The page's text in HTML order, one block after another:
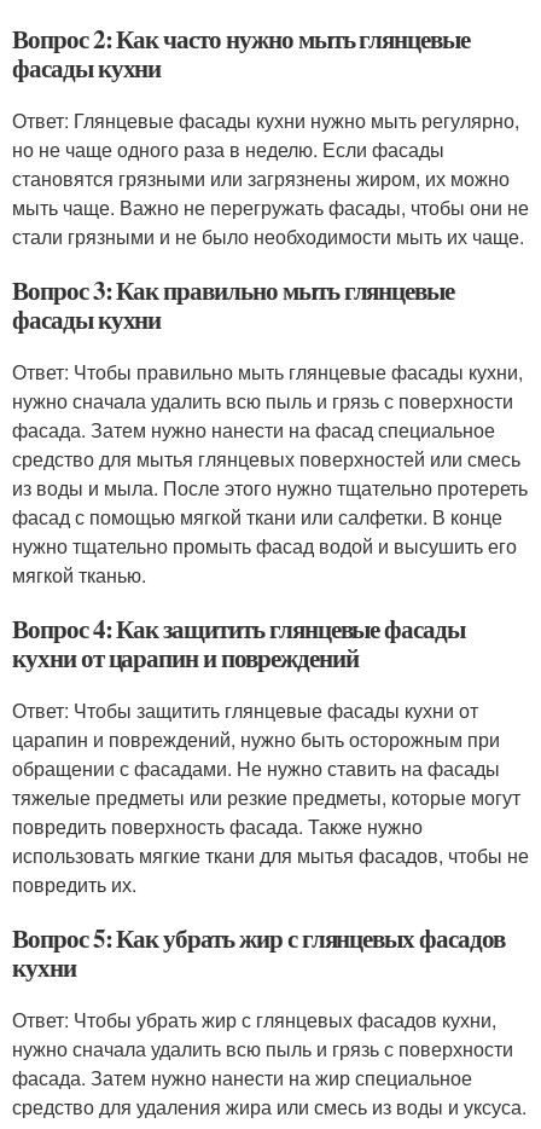
Вопрос 2: Как часто нужно мыть глянцевые
фасады кухни
Ответ: Глянцевые фасады кухни нужно мыть регулярно,
но не чаще одного раза в неделю. Если фасады
становятся грязными или загрязнены жиром, их можно
мыть чаще. Важно не перегружать фасады, чтобы они не
стали грязными и не было необходимости мыть их чаще.
Вопрос 3: Как правильно мыть глянцевые
фасады кухни
Ответ: Чтобы правильно мыть глянцевые фасады кухни,
нужно сначала удалить всю пыль и грязь с поверхности
фасада. Затем нужно нанести на фасад специальное
средство для мытья глянцевых поверхностей или смесь
из воды и мыла. После этого нужно тщательно протереть
фасад с помощью мягкой ткани или салфетки. В конце
нужно тщательно промыть фасад водой и высушить его
мягкой тканью.
Вопрос 4: Как защитить глянцевые фасады
кухни от царапин и повреждений
Ответ: Чтобы защитить глянцевые фасады кухни от
царапин и повреждений, нужно быть осторожным при
обращении с фасадами. Не нужно ставить на фасады
тяжелые предметы или резкие предметы, которые могут
повредить поверхность фасада. Также нужно
использовать мягкие ткани для мытья фасадов, чтобы не
повредить их.
Вопрос 5: Как убрать жир с глянцевых фасадов
кухни
Ответ: Чтобы убрать жир с глянцевых фасадов кухни,
нужно сначала удалить всю пыль и грязь с поверхности
фасада. Затем нужно нанести на жир специальное
средство для удаления жира или смесь из воды и уксуса.